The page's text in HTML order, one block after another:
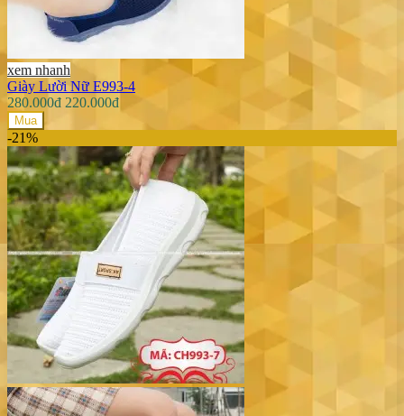
xem nhanh
Giày Lười Nữ E993-4
280.000đ 220.000đ
Mua
-21%